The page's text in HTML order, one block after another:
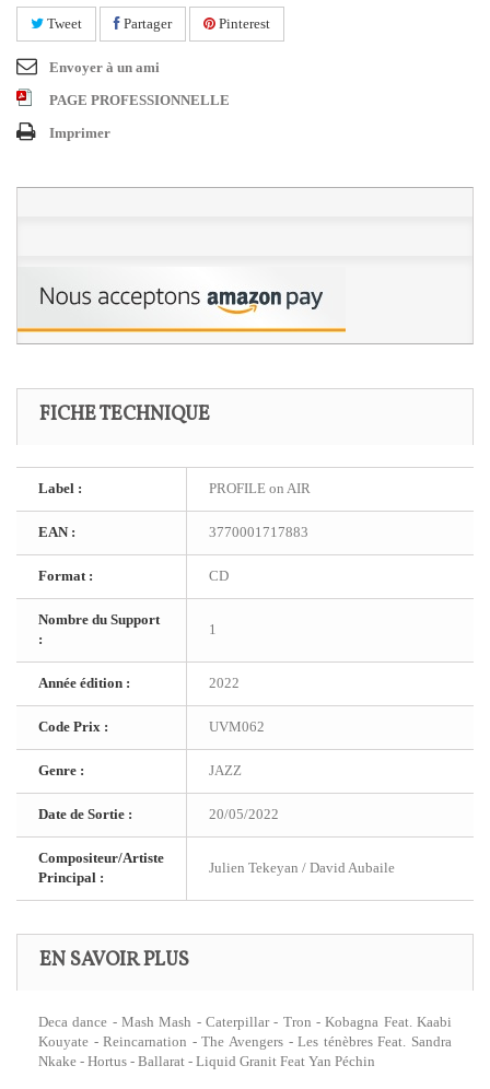
Tweet Partager Pinterest
Envoyer à un ami
PAGE PROFESSIONNELLE
Imprimer
FICHE TECHNIQUE
Label : PROFILE on AIR
EAN : 3770001717883
Format : CD
Nombre du Support
:
1
Année édition : 2022
Code Prix : UVM062
Genre : JAZZ
Date de Sortie : 20/05/2022
Compositeur/Artiste
Principal :
Julien Tekeyan / David Aubaile
EN SAVOIR PLUS
Deca dance - Mash Mash - Caterpillar - Tron - Kobagna Feat. Kaabi
Kouyate - Reincarnation - The Avengers - Les ténèbres Feat. Sandra
Nkake - Hortus - Ballarat - Liquid Granit Feat Yan Péchin